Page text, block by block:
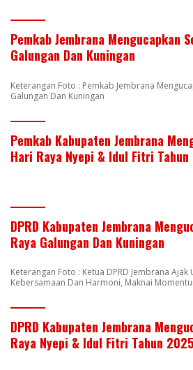
Pemkab Jembrana Mengucapkan
Galungan Dan Kuningan
Keterangan Foto : Pemkab Jembrana
Galungan Dan Kuningan
Pemkab Kabupaten Jembrana
Hari Raya Nyepi & Idul Fitri
DPRD Kabupaten Jembrana
Raya Galungan Dan Kuningan
Keterangan Foto : Ketua DPRD Jembrana
Kebersamaan Dan Harmoni, Maknai
DPRD Kabupaten Jembrana
Raya Nyepi & Idul Fitri Tahun 2025